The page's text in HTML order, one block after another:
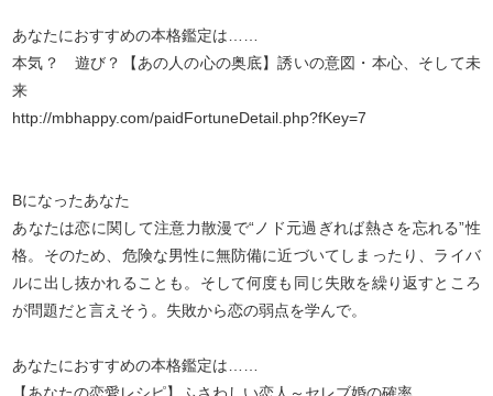
あなたにおすすめの本格鑑定は……
本気？ 遊び？【あの人の心の奥底】誘いの意図・本心、そして未
来
http://mbhappy.com/paidFortuneDetail.php?fKey=7
Bになったあなた
あなたは恋に関して注意力散漫で“ノド元過ぎれば熱さを忘れる”性
格。そのため、危険な男性に無防備に近づいてしまったり、ライバ
ルに出し抜かれることも。そして何度も同じ失敗を繰り返すところ
が問題だと言えそう。失敗から恋の弱点を学んで。
あなたにおすすめの本格鑑定は……